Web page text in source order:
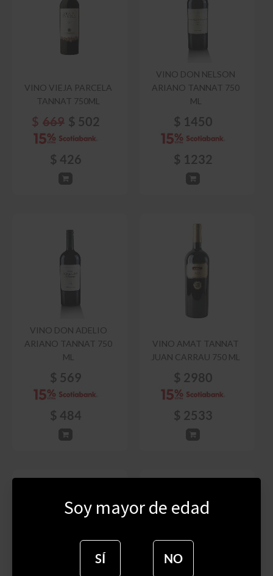
VINO VIEJA PARCELA
TANNAT 750ML
$ 669 $ 502
$ 426
VINO DON NELSON
ARIANO TANNAT 750
ML
$ 1450
$ 1232
VINO DON ADELIO
ARIANO TANNAT 750
ML
$ 569
$ 484
VINO AMAT TANNAT
JUAN CARRAU 750 ML
$ 2980
$ 2533
Soy mayor de edad
SÍ NO